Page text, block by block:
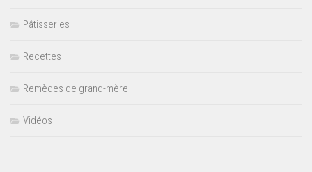
Pâtisseries
Recettes
Remèdes de grand-mère
Vidéos